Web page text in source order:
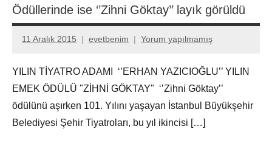
Ödüllerinde ise ‘’Zihni Göktay’’ layık görüldü
11 Aralık 2015 evetbenim Yorum yapılmamış
YILIN TİYATRO ADAMI ‘’ERHAN YAZICIOĞLU’’ YILIN
EMEK ÖDÜLÜ "ZİHNİ GÖKTAY" ‘’Zihni Göktay’’
ödülünü aşırken 101. Yılını yaşayan İstanbul Büyükşehir
Belediyesi Şehir Tiyatroları, bu yıl ikincisi […]